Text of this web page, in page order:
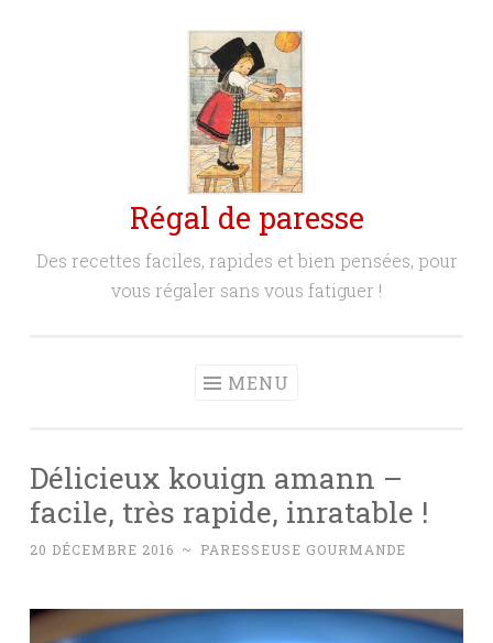
Régal de paresse
Des recettes faciles, rapides et bien pensées, pour
vous régaler sans vous fatiguer !
MENU
Délicieux kouign amann –
facile, très rapide, inratable !
20 DÉCEMBRE 2016 ~ PARESSEUSE GOURMANDE